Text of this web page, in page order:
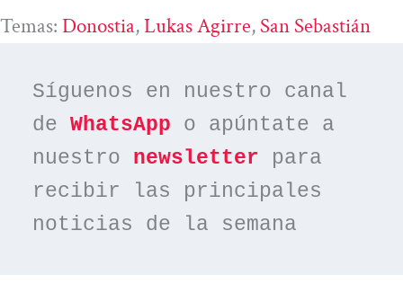
Temas: Donostia, Lukas Agirre, San Sebastián
Síguenos en nuestro canal
de WhatsApp o apúntate a
nuestro newsletter para
recibir las principales
noticias de la semana